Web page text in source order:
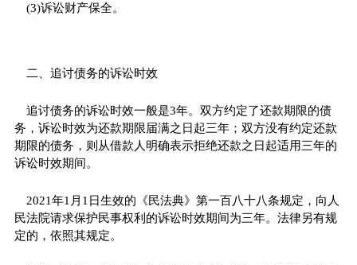
(3)诉讼财产保全。
二、追讨债务的诉讼时效
追讨债务的诉讼时效一般是3年。双方约定了还款期限的债
务，诉讼时效为还款期限届满之日起三年；双方没有约定还款
期限的债务，则从借款人明确表示拒绝还款之日起适用三年的
诉讼时效期间。
2021年1月1日生效的《民法典》第一百八十八条规定，向人
民法院请求保护民事权利的诉讼时效期间为三年。法律另有规
定的，依照其规定。